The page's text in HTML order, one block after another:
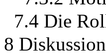
7.4 Die
8